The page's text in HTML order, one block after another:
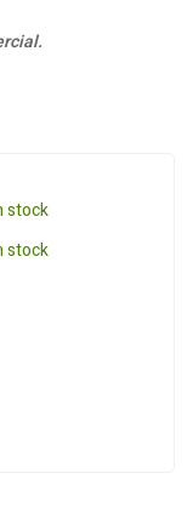
stock
stock